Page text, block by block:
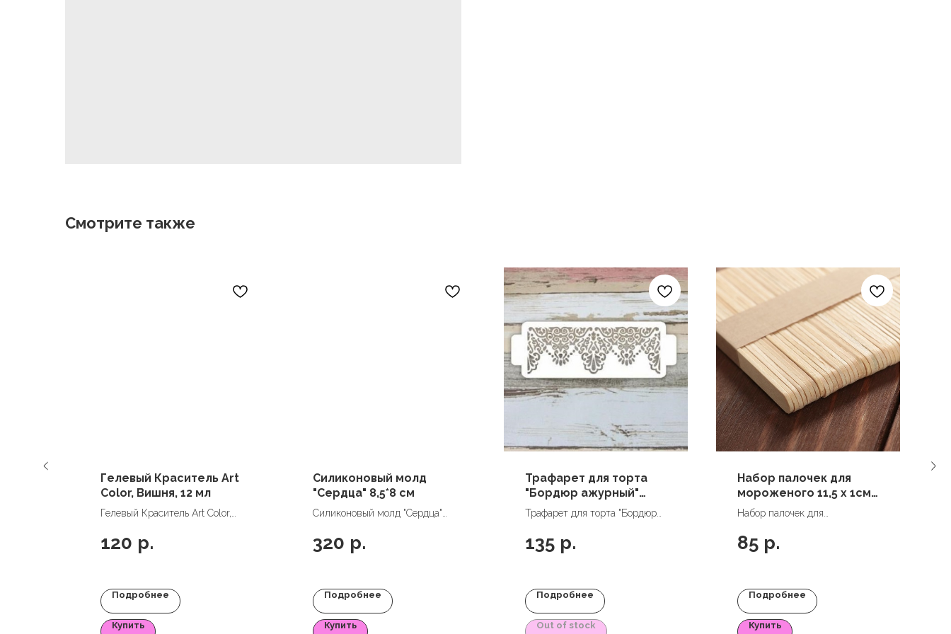
Смотрите также
Гелевый Краситель Art
Color, Вишня, 12 мл
Гелевый Краситель Art Color,
120 р.
Подробнее
Купить
Силиконовый молд
"Сердца" 8,5*8 см
Силиконовый молд "Сердца"
320 р.
Подробнее
Купить
Трафарет для торта
"Бордюр ажурный"
11*32 см
Трафарет для торта "Бордюр
135 р.
Подробнее
Out of stock
Набор палочек для
мороженого 11,5 х 1см,
50 шт
Набор палочек для
85 р.
Подробнее
Купить